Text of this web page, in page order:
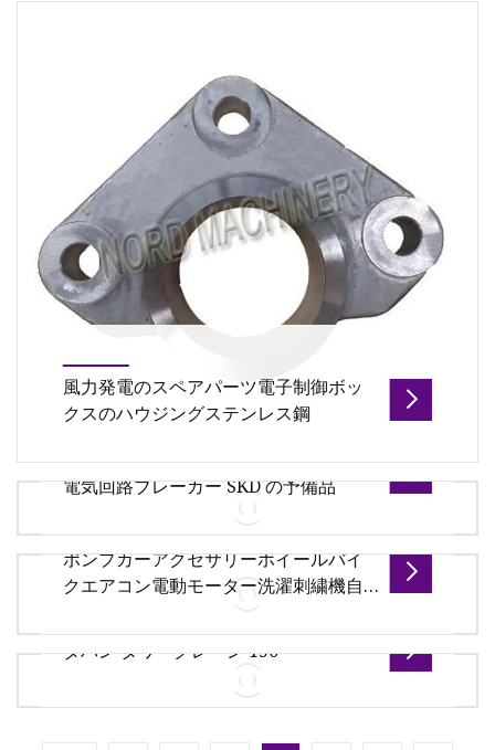
ワートップの高さを低くするためにプルロッドを使
用しないように設計されています
風力発電のスペアパーツ電子制御ボッ
クスのハウジングステンレス鋼
概要 パッケージサイズ 50.00cm * 32.00cm *
26.00cm パッケージ総重量 1.000kg 利用可能な材料:
- 鋼板: Q235、Q345、08、08F、10、10F、08A1、
SPCC、SPCD、SPCE、st12
良い価格 50ka 200MP MCCB スイッチ
電気回路ブレーカー SKD の予備品
製品概要 製品ショー 製品構成 製品仕様 製品カスタ
ム 構造設計・製作・静電気接点・可動接触子・クリ
ップ・ホルダー・動作機構 外観
ポンプカーアクセサリーホイールバイ
クエアコン電動モーター洗濯刺繍機自
動車オートバイのスペアパーツローリ
ングラジアル深溝玉軸受
当社は15年以上の経験を持つカスタムメイド金型部
品の専門メーカーです。 高度な技術と高精度の機械
ダハン タワークレーン 150